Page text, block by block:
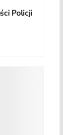
Policji